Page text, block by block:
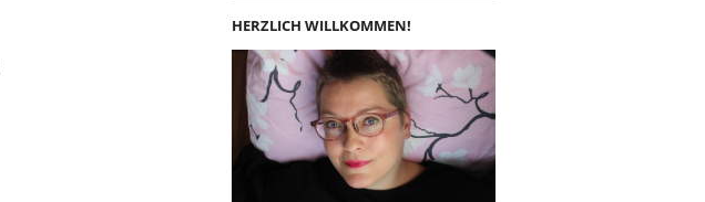
HERZLICH WILLKOMMEN!